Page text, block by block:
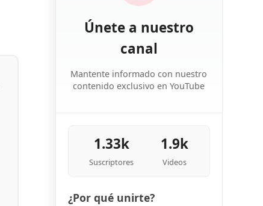
Únete a nuestro
canal
Mantente informado con nuestro
contenido exclusivo en YouTube
1.33k
Suscriptores
1.9k
Videos
¿Por qué unirte?